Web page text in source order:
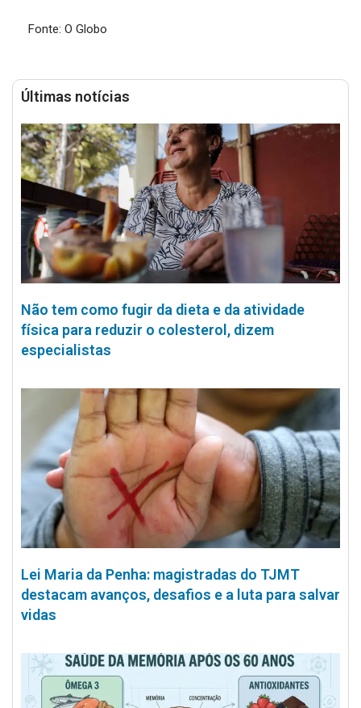
Fonte: O Globo
Últimas notícias
Não tem como fugir da dieta e da atividade
física para reduzir o colesterol, dizem
especialistas
Lei Maria da Penha: magistradas do TJMT
destacam avanços, desafios e a luta para salvar
vidas